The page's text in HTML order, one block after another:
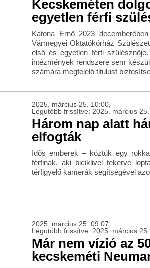
Kecskeméten
egyetlen férfi
Katona Ernő 2023
Vármegyei Oktatókórház
első és egyetlen férfi
intézmények rendszere sem
számára megfelelő titulust
2025. március 25. 10:00,
Legutóbb frissítve: 2025. március
Három nap alatt
elfogták
Idős emberek – köztük egy
férfinak, aki biciklivel tekerve
térfigyelő kamerák segítségével
2025. március 25. 09:07,
Legutóbb frissítve: 2025. március
Már nem vízió az
kecskeméti